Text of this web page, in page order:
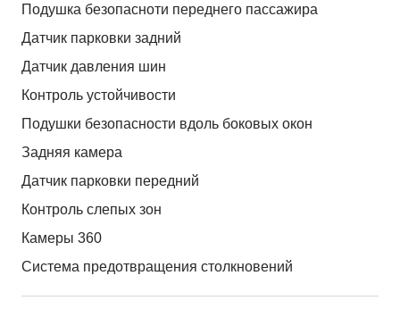
Подушка безопасноти переднего пассажира
Датчик парковки задний
Датчик давления шин
Контроль устойчивости
Подушки безопасности вдоль боковых окон
Задняя камера
Датчик парковки передний
Контроль слепых зон
Камеры 360
Система предотвращения столкновений